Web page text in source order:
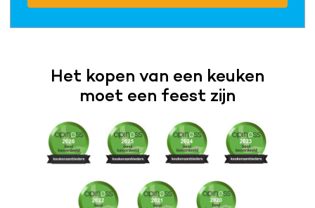
Het kopen van een keuken
moet een feest zijn